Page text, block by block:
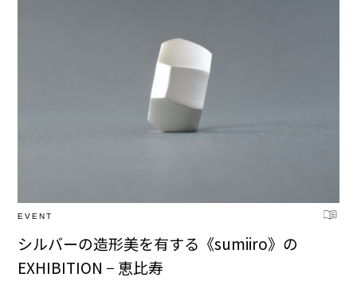
EVENT
シルバーの造形美を有する《sumiiro》の
EXHIBITION − 恵比寿